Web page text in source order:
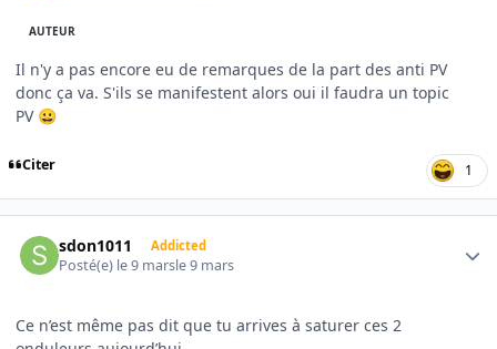
AUTEUR
Il n'y a pas encore eu de remarques de la part des anti PV
donc ça va. S'ils se manifestent alors oui il faudra un topic
PV 😀
Citer 1
sdon1011 Addicted
Posté(e) le 9 marsle 9 mars
Ce n’est même pas dit que tu arrives à saturer ces 2